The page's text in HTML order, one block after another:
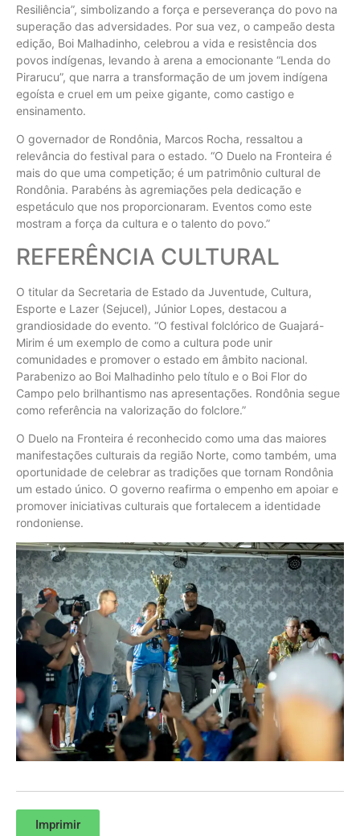
Resiliência”, simbolizando a força e perseverança do povo na
superação das adversidades. Por sua vez, o campeão desta
edição, Boi Malhadinho, celebrou a vida e resistência dos
povos indígenas, levando à arena a emocionante “Lenda do
Pirarucu”, que narra a transformação de um jovem indígena
egoísta e cruel em um peixe gigante, como castigo e
ensinamento.
O governador de Rondônia, Marcos Rocha, ressaltou a
relevância do festival para o estado. “O Duelo na Fronteira é
mais do que uma competição; é um patrimônio cultural de
Rondônia. Parabéns às agremiações pela dedicação e
espetáculo que nos proporcionaram. Eventos como este
mostram a força da cultura e o talento do povo.”
REFERÊNCIA CULTURAL
O titular da Secretaria de Estado da Juventude, Cultura,
Esporte e Lazer (Sejucel), Júnior Lopes, destacou a
grandiosidade do evento. “O festival folclórico de Guajará-
Mirim é um exemplo de como a cultura pode unir
comunidades e promover o estado em âmbito nacional.
Parabenizo ao Boi Malhadinho pelo título e o Boi Flor do
Campo pelo brilhantismo nas apresentações. Rondônia segue
como referência na valorização do folclore.”
O Duelo na Fronteira é reconhecido como uma das maiores
manifestações culturais da região Norte, como também, uma
oportunidade de celebrar as tradições que tornam Rondônia
um estado único. O governo reafirma o empenho em apoiar e
promover iniciativas culturais que fortalecem a identidade
rondoniense.
Imprimir